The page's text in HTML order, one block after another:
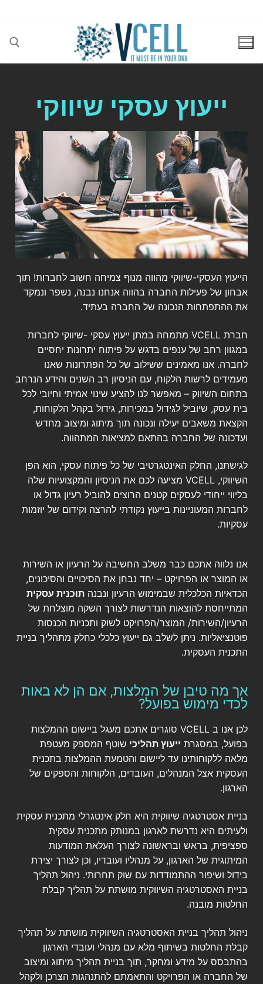
ייעוץ עסקי שיווקי
הייעוץ העסקי-שיווקי מהווה מנוף צמיחה חשוב לחברות! תוך
אבחון של פעילות החברה בהווה אנחנו נבנה, נשפר ונמקד
את ההתפתחות הנכונה של החברה בעתיד.
חברת VCELL מתמחה במתן ייעוץ עסקי -שיווקי לחברות
במגוון רחב של ענפים בדגש על פיתוח יתרונות יחסיים
לחברה. אנו מאמינים ששילוב של כל הפתרונות שאנו
מעמידים לרשות הלקוח, עם הניסיון רב השנים והידע הנרחב
בתחום השיווק – מאפשר לנו להציע שינוי אמיתי וחיובי לכל
בית עסק, שיוביל לגידול במכירות, גידול בקהל הלקוחות,
הקצאת משאבים יעילה ונכונה תוך מיתוג ומיצוב מחדש
ועדכונה של החברה בהתאם למציאות המתהווה.
לגישתנו, החלק האינטגרטיבי של כל פיתוח עסקי, הוא הפן
השיווקי, VCELL מציעה לכם את הניסיון והמקצועיות שלה
בליווי ייחודי לעסקים קטנים הרוצים להוביל רעיון גדול או
לחברות המעוניינות בייעוץ נקודתי להרצה וקידום של יוזמות
עסקיות.
אנו נלווה אתכם כבר משלב החשיבה על הרעיון או השירות
או המוצר או הפרויקט – יחד נבחן את הסיכויים והסיכונים,
הכדאיות הכלכלית שבמימוש הרעיון ונבנה תוכנית עסקית
המתייחסת להוצאות הנדרשות לצורך השקה מוצלחת של
הרעיון/השירות/ המוצר/הפרויקט לשוק ותכניות הכנסות
פוטנציאליות. ניתן לשלב גם ייעוץ כלכלי כחלק מתהליך בניית
התכנית העסקית.
אך מה טיבן של המלצות, אם הן לא באות
לכדי מימוש בפועל?
לכן אנו ב VCELL סוגרים אתכם מעגל ביישום ההמלצות
בפועל, במסגרת ייעוץ תהליכי שוטף המספק מעטפת
מלאה ללקוחותינו עד ליישום והטמעת ההמלצות בתכנית
העסקית אצל המנהלים, העובדים, הלקוחות והספקים של
הארגון.
בניית אסטרטגיה שיווקית היא חלק אינטגרלי מתכנית עסקית
ולעיתים היא נדרשת לארגון במנותק מתכנית עסקית
ספציפית, בראש ובראשונה לצורך העלאת המודעות
המיתוגית של הארגון, על מנהליו ועובדיו, וכן לצורך יצירת
בידול ושיפור ההתמודדות עם שוק תחרותי. ניהול תהליך
בניית האסטרטגיה השיווקית מושתת על תהליך קבלת
החלטות מובנה.
ניהול תהליך בניית האסטרטגיה השיווקית מושתת על תהליך
קבלת החלטות בשיתוף מלא עם מנהלי ועובדי הארגון
בהתבסס על מידע ומחקר, תוך בניית תהליך מיתוג ומיצוב
של החברה או הפרויקט והתאמתם להתנהגות הצרכן ולקהל